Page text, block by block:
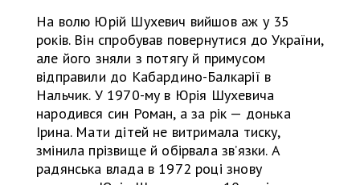
На волю Юрій Шухевич вийшов аж у 35
років. Він спробував повернутися до України,
але його зняли з потягу й примусом
відправили до Кабардино-Балкарії в
Нальчик. У 1970-му в Юрія Шухевича
народився син Роман, а за рік — донька
Ірина. Мати дітей не витримала тиску,
змінила прізвище й обірвала звʼязки. А
радянська влада в 1972 році знову